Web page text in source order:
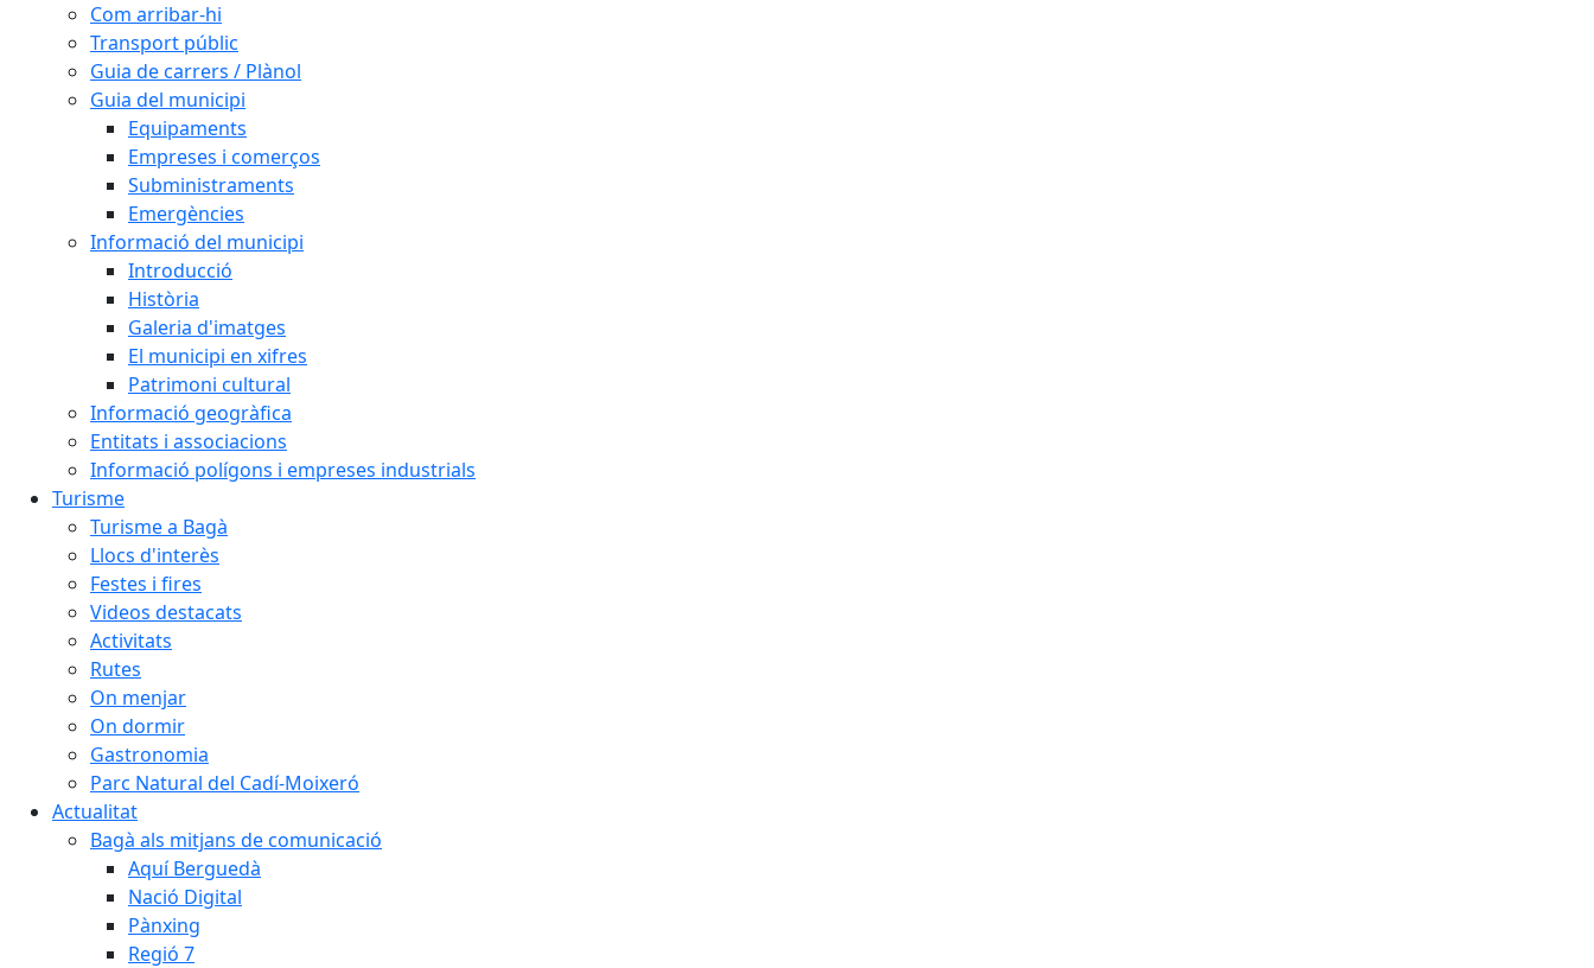
Com arribar-hi
Transport públic
Guia de carrers / Plànol
Guia del municipi
Equipaments
Empreses i comerços
Subministraments
Emergències
Informació del municipi
Introducció
Història
Galeria d'imatges
El municipi en xifres
Patrimoni cultural
Informació geogràfica
Entitats i associacions
Informació polígons i empreses industrials
Turisme
Turisme a Bagà
Llocs d'interès
Festes i fires
Videos destacats
Activitats
Rutes
On menjar
On dormir
Gastronomia
Parc Natural del Cadí-Moixeró
Actualitat
Bagà als mitjans de comunicació
Aquí Berguedà
Nació Digital
Pànxing
Regió 7